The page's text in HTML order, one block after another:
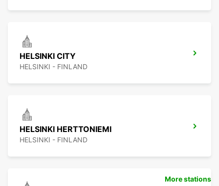
HELSINKI CITY
HELSINKI - FINLAND
HELSINKI HERTTONIEMI
HELSINKI - FINLAND
More stations